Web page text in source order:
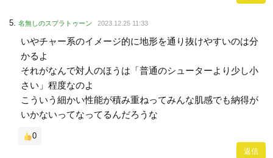
名無しのスプラトゥーン 2023.12.25 11:33
いやチャー系のイメージ的に地形を通り抜けやすいのは分
かるよ
それがなんで対人のほうは「普通のシューターより少し小
さい」程度なのよ
こういう細かい性能が積み重ねってみんな肌感でも納得が
いかないってなってるんだろうな
0
返信